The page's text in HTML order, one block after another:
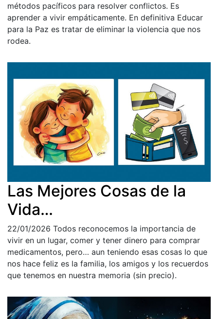
métodos pacíficos para resolver conflictos. Es
aprender a vivir empáticamente. En definitiva Educar
para la Paz es tratar de eliminar la violencia que nos
rodea.
Las Mejores Cosas de la
Vida…
22/01/2026 Todos reconocemos la importancia de
vivir en un lugar, comer y tener dinero para comprar
medicamentos, pero… aun teniendo esas cosas lo que
nos hace feliz es la familia, los amigos y los recuerdos
que tenemos en nuestra memoria (sin precio).